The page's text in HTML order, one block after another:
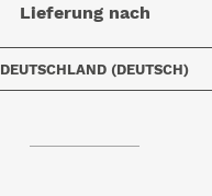
Lieferung nach
DEUTSCHLAND (DEUTSCH)